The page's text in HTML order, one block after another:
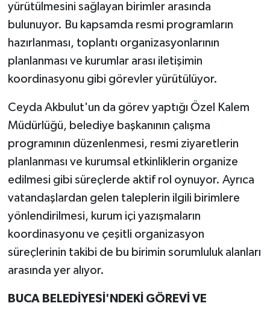
yürütülmesini sağlayan birimler arasında
bulunuyor. Bu kapsamda resmi programların
hazırlanması, toplantı organizasyonlarının
planlanması ve kurumlar arası iletişimin
koordinasyonu gibi görevler yürütülüyor.
Ceyda Akbulut'un da görev yaptığı Özel Kalem
Müdürlüğü, belediye başkanının çalışma
programının düzenlenmesi, resmi ziyaretlerin
planlanması ve kurumsal etkinliklerin organize
edilmesi gibi süreçlerde aktif rol oynuyor. Ayrıca
vatandaşlardan gelen taleplerin ilgili birimlere
yönlendirilmesi, kurum içi yazışmaların
koordinasyonu ve çeşitli organizasyon
süreçlerinin takibi de bu birimin sorumluluk alanları
arasında yer alıyor.
BUCA BELEDİYESİ'NDEKİ GÖREVİ VE